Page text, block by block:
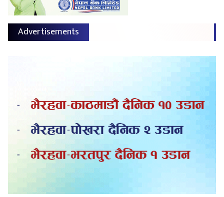
Advertisements